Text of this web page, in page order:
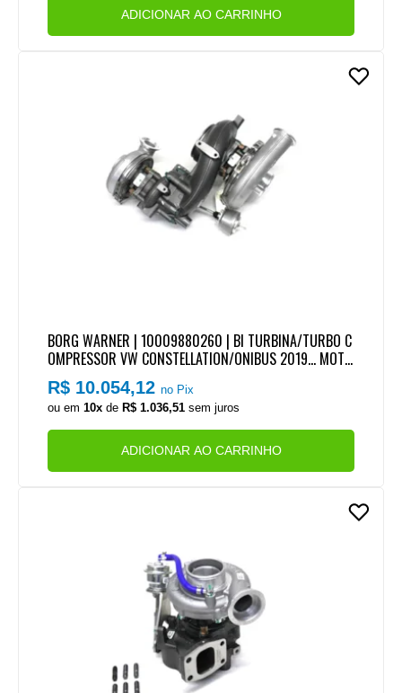
ADICIONAR AO CARRINHO
BORG WARNER | 10009880260 | BI TURBINA/TURBO C
OMPRESSOR VW CONSTELLATION/ONIBUS 2019... MOTO
R MAN D0836 EURO 5 (BI-TURBO)
R$ 10.054,12no Pix
ou em10x de R$ 1.036,51 sem juros
ADICIONAR AO CARRINHO